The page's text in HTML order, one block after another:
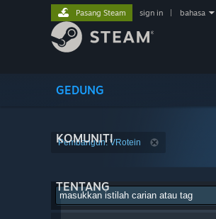
GEDUNG
KOMUNITI
TENTANG
Pasang Steam sign in bahasa
Pembangun: VRotein